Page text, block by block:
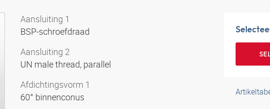
Aansluiting 1
BSP-schroefdraad
Aansluiting 2
UN male thread, parallel
Afdichtingsvorm 1
60° binnenconus